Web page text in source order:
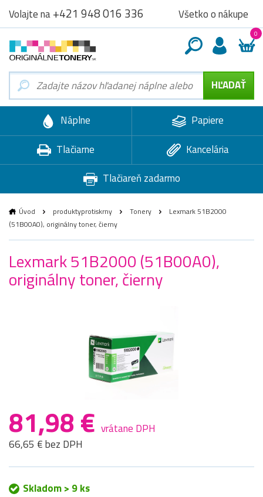
Volajte na+421 948 016 336 Všetko o nákupe
0
Náplne
Papiere
Tlačiarne
Kancelária
Tlačiareň zadarmo
Úvod produktyprotiskrny Tonery
Lexmark 51B2000
(51B00A0), originálny toner, čierny
Lexmark 51B2000 (51B00A0),
originálny toner, čierny
81,98 € vrátane DPH
66,65 € bez DPH
Skladom > 9 ks